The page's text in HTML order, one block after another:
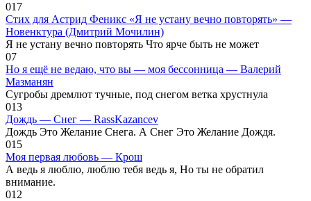
017
Стих для Астрид Феникс «Я не устану вечно повторять» —
Новенктура (Дмитрий Мочилин)
Я не устану вечно повторять Что ярче быть не может
07
Но я ещё не ведаю, что вы — моя бессонница — Валерий
Мазманян
Сугробы дремлют тучные, под снегом ветка хрустнула
013
Дождь — Снег — RassKazancev
Дождь Это Желание Снега. А Снег Это Желание Дождя.
015
Моя первая любовь — Крош
А ведь я люблю, люблю тебя ведь я, Но ты не обратил
внимание.
012